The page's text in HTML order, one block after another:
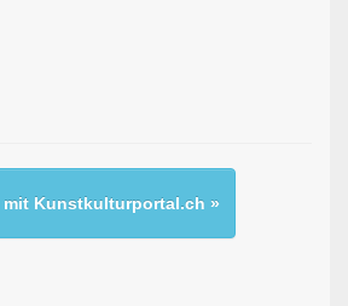
mit Kunstkulturportal.ch »